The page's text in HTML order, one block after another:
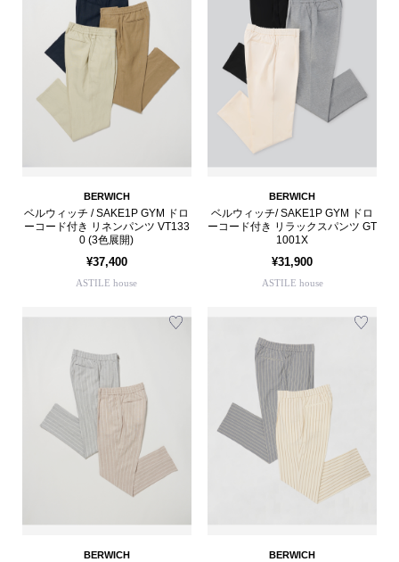
BERWICH
ベルウィッチ / SAKE1P GYM ドロ
ーコード付き リネンパンツ VT133
0 (3色展開)
¥37,400
ASTILE house
BERWICH
ベルウィッチ/ SAKE1P GYM ドロ
ーコード付き リラックスパンツ GT
1001X
¥31,900
ASTILE house
BERWICH BERWICH